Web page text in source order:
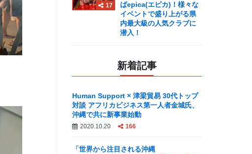
17
ばepica(エピカ)！様々な
イベントで盛り上がる県
内最大級の人気クラブに
潜入！
新着記事
Human Support × 津梁貿易 30代トップ
対談 アフリカビジネス第一人者金城氏、
沖縄で共に新事業始動
2020.10.20 166
「世界から注目される沖縄